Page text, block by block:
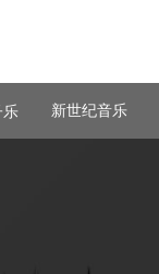
乐 新世纪音乐